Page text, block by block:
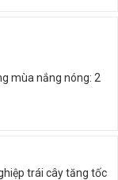
mùa nắng nóng: 2
trái cây tăng tốc